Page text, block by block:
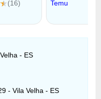
- ES
- Vila Velha - ES